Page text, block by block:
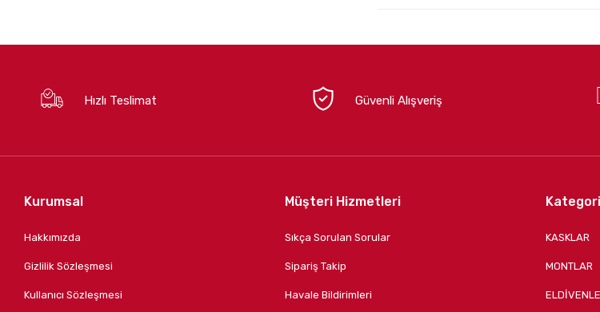
Hızlı Teslimat Güvenli Alışveriş
Kurumsal
Hakkımızda
Gizlilik Sözleşmesi
Kullanıcı Sözleşmesi
Müşteri Hizmetleri
Sıkça Sorulan Sorular
Sipariş Takip
Havale Bildirimleri
KASKLAR
MONTLAR